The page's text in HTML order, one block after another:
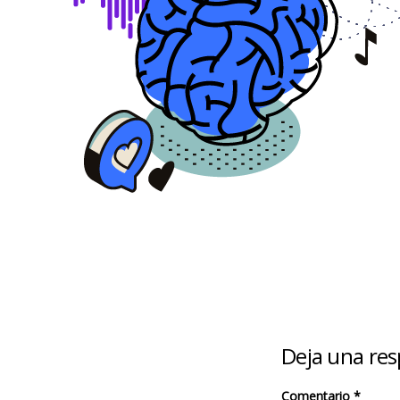
Deja una
Comentario *